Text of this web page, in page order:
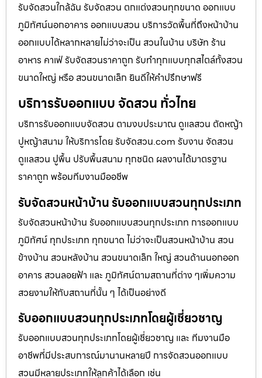
รับจัดสวนใกล้ฉัน รับจัดสวน ตกแต่งสวนทุกขนาด ออกแบบ
ภูมิทัศน์นอกอาคาร ออกแบบสวน บริการวัดพื้นที่ถึงหน้าบ้าน
ออกแบบได้หลากหลายไม่ว่าจะเป็น สวนในบ้าน บริษัท ร้าน
อาหาร คาเฟ่ รับจัดสวนราคาถูก รับทำทุกแบบทุกสไตล์ทั้งสวน
ขนาดใหญ่ หรือ สวนขนาดเล็ก ยินดีให้คำปรึกษาฟรี
บริการรับออกแบบ จัดสวน ทั่วไทย
บริการรับออกแบบจัดสวน ตามงบประมาณ ดูเเลสวน ตัดหญ้า
ปูหญ้าสนาม ให้บริการโดย รับจัดสวน.com รับงาน จัดสวน
ดูแลสวน ปูพื้น ปรับพื้นสนาม ทุกชนิด ผลงานได้มาตรฐาน
ราคาถูก พร้อมทีมงานมืออชีพ
รับจัดสวนหน้าบ้าน รับออกแบบสวนทุกประเภท
รับจัดสวนหน้าบ้าน รับออกแบบสวนทุกประเภท การออกแบบ
ภูมิทัศน์ ทุกประเภท ทุกขนาด ไม่ว่าจะเป็นสวนหน้าบ้าน สวน
ข้างบ้าน สวนหลังบ้าน สวนขนาดเล็ก ใหญ่ สวนด้านนอกออก
อาคาร สวนลอยฟ้า และ ภูมิทัศน์ตามสถานที่ต่าง ๆเพิ่มความ
สวยงามให้กับสถานที่นั้น ๆ ได้เป็นอย่างดี
รับออกแบบสวนทุกประเภทโดยผู้เชี่ยวชาญ
รับออกแบบสวนทุกประเภทโดยผู้เชี่ยวชาญ และ ทีมงานมือ
อาชีพที่มีประสบการณ์มานานหลายปี การจัดสวนออกแบบ
สวนมีหลายประเภทให้ลูกค้าได้เลือก เช่น